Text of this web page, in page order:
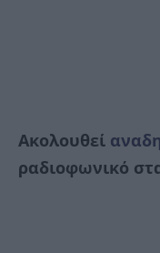
Ακολουθεί
ραδιοφωνικό